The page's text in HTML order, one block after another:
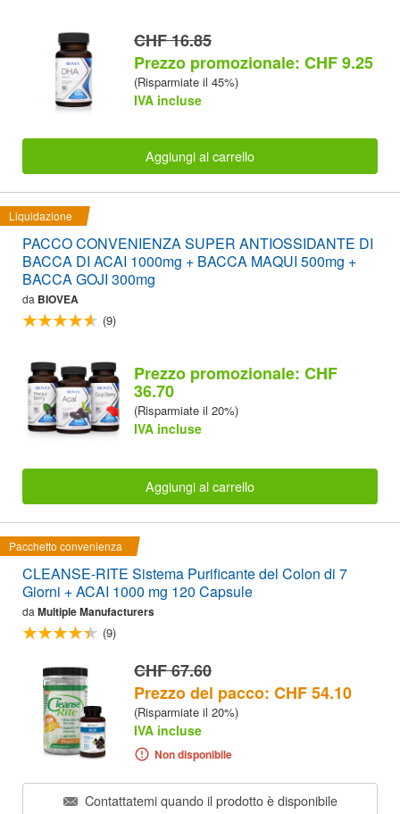
CHF 16.85
Prezzo promozionale: CHF 9.25
(Risparmiate il 45%)
IVA incluse
Aggiungi al carrello
Liquidazione
PACCO CONVENIENZA SUPER ANTIOSSIDANTE DI
BACCA DI ACAI 1000mg + BACCA MAQUI 500mg +
BACCA GOJI 300mg
da BIOVEA
(9)
Prezzo promozionale: CHF
36.70
(Risparmiate il 20%)
IVA incluse
Aggiungi al carrello
Pacchetto convenienza
CLEANSE-RITE Sistema Purificante del Colon di 7
Giorni + ACAI 1000 mg 120 Capsule
da Multiple Manufacturers
(9)
CHF 67.60
Prezzo del pacco: CHF 54.10
(Risparmiate il 20%)
IVA incluse
Non disponibile
Contattatemi quando il prodotto è disponibile